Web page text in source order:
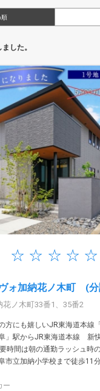
順
した。
ォ加納花ノ木町 (
ノ木町33番1、35番2
方にも嬉しいJR東海道本線
」駅からJR東海道本線 新
時間は朝の通勤ラッシュ時
市立加納小学校まで徒歩11分
ー